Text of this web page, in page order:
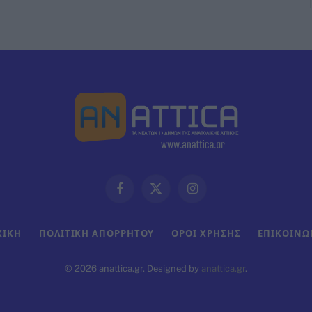
FacebookX
Instagram
ΠΟΛΙΤΙΚΗ ΑΠΟΡΡΗΤΟΥ ΟΡΟΙ ΧΡΗΣΗΣ
© 2026 anattica.gr. Designed by anattica.gr.